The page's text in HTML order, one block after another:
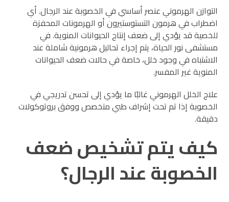
التوازن الهرموني عنصر أساسي في الخصوبة عند الرجال. أي
اضطراب في هرمون التستوستيرون أو الهرمونات المحفزة
للخصية قد يؤدي إلى ضعف إنتاج الحيوانات المنوية. في
مستشفى نور الحياة، يتم إجراء تحاليل هرمونية شاملة عند
الاشتباه في وجود خلل، خاصة في حالات ضعف الحيوانات
المنوية غير المفسر.
علاج الخلل الهرموني غالبًا ما يؤدي إلى تحسن تدريجي في
الخصوبة إذا تم تحت إشراف طبي متخصص ووفق بروتوكولات
دقيقة.
كيف يتم تشخيص ضعف
الخصوبة عند الرجال؟